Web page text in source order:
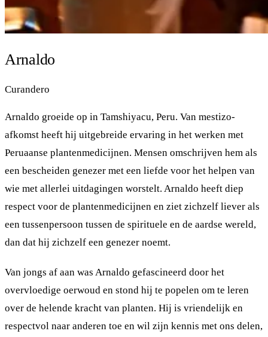
Arnaldo
Curandero
Arnaldo groeide op in Tamshiyacu, Peru. Van mestizo-
afkomst heeft hij uitgebreide ervaring in het werken met
Peruaanse plantenmedicijnen. Mensen omschrijven hem als
een bescheiden genezer met een liefde voor het helpen van
wie met allerlei uitdagingen worstelt. Arnaldo heeft diep
respect voor de plantenmedicijnen en ziet zichzelf liever als
een tussenpersoon tussen de spirituele en de aardse wereld,
dan dat hij zichzelf een genezer noemt.
Van jongs af aan was Arnaldo gefascineerd door het
overvloedige oerwoud en stond hij te popelen om te leren
over de helende kracht van planten. Hij is vriendelijk en
respectvol naar anderen toe en wil zijn kennis met ons delen,